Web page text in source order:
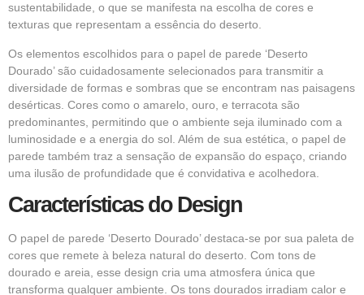
sustentabilidade, o que se manifesta na escolha de cores e
texturas que representam a essência do deserto.
Os elementos escolhidos para o papel de parede ‘Deserto
Dourado’ são cuidadosamente selecionados para transmitir a
diversidade de formas e sombras que se encontram nas paisagens
desérticas. Cores como o amarelo, ouro, e terracota são
predominantes, permitindo que o ambiente seja iluminado com a
luminosidade e a energia do sol. Além de sua estética, o papel de
parede também traz a sensação de expansão do espaço, criando
uma ilusão de profundidade que é convidativa e acolhedora.
Características do Design
O papel de parede ‘Deserto Dourado’ destaca-se por sua paleta de
cores que remete à beleza natural do deserto. Com tons de
dourado e areia, esse design cria uma atmosfera única que
transforma qualquer ambiente. Os tons dourados irradiam calor e